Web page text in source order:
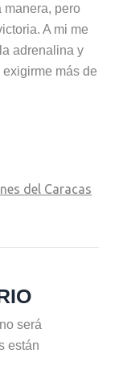
manera, pero
A mi me
adrenalina y
más de
del Caracas
será
están